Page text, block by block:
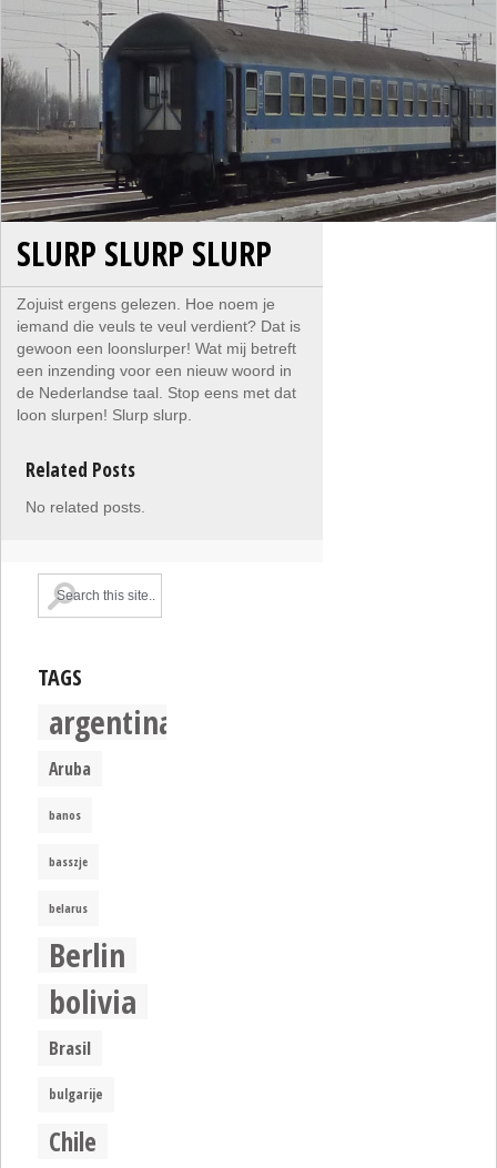
SLURP SLURP SLURP
Zojuist ergens gelezen. Hoe noem je
iemand die veuls te veul verdient? Dat is
gewoon een loonslurper! Wat mij betreft
een inzending voor een nieuw woord in
de Nederlandse taal. Stop eens met dat
loon slurpen! Slurp slurp.
Related Posts
No related posts.
TAGS
argentina
Aruba
banos
basszje
belarus
Berlin
bolivia
Brasil
bulgarije
Chile